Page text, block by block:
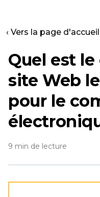
‹ Vers la page
Quel est
site Web
pour le
9 min de lecture